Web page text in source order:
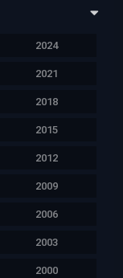
2024
2021
2018
2015
2012
2009
2006
2003
2000